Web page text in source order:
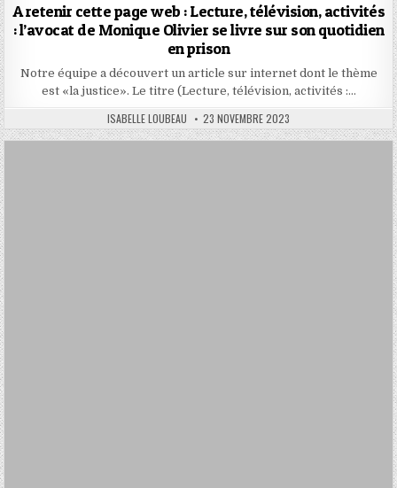
A retenir cette page web : Lecture, télévision, activités
: l’avocat de Monique Olivier se livre sur son quotidien
en prison
Notre équipe a découvert un article sur internet dont le thème
est «la justice». Le titre (Lecture, télévision, activités :…
AUTHOR:
ISABELLE LOUBEAU PUBLISHED
DATE:
23 NOVEMBRE 2023